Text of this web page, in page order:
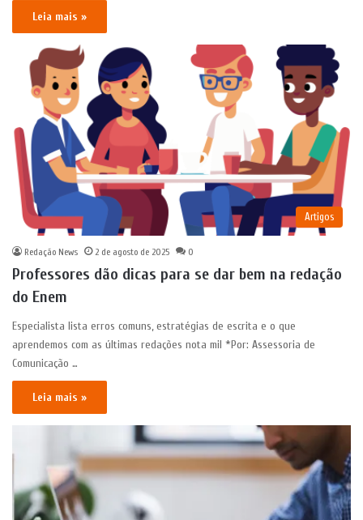
Leia mais »
Artigos
Redação News 2 de agosto de 2025 0
Professores dão dicas para se dar bem na redação
do Enem
Especialista lista erros comuns, estratégias de escrita e o que
aprendemos com as últimas redações nota mil *Por: Assessoria de
Comunicação …
Leia mais »